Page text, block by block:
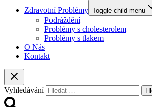
Zdravotní Problémy Toggle child menu
Podráždění
Problémy s cholesterolem
Problémy s tlakem
O Nás
Kontakt
Vyhledávání